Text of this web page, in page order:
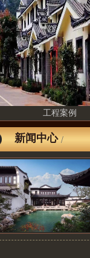
工程案例
新闻中心 /